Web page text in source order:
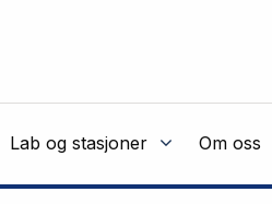
Lab og stasjoner Om oss